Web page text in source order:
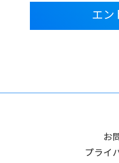
エン
お
プライ